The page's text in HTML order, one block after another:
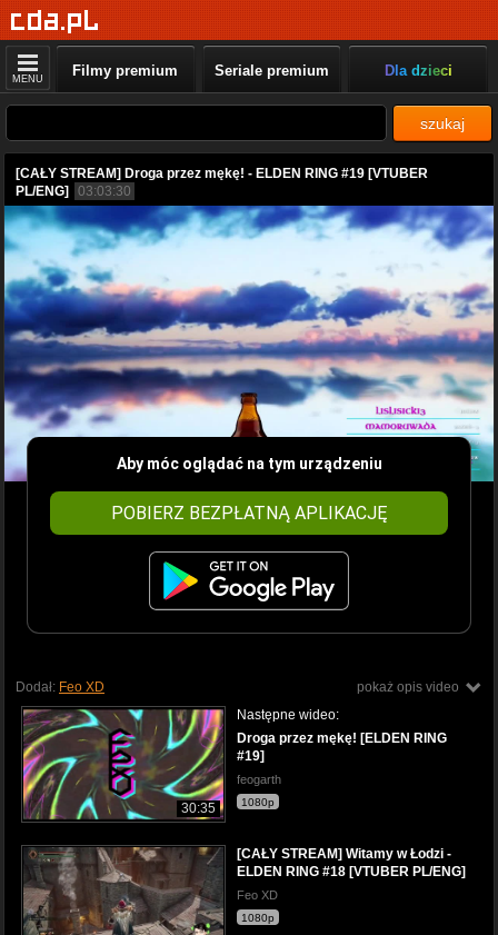
MENU Filmy premium Seriale premium Dla dzieci
szukaj
[CAŁY STREAM] Droga przez mękę! - ELDEN RING #19 [VTUBER
PL/ENG]
03:03:30
Aby móc oglądać na tym urządzeniu
POBIERZ BEZPŁATNĄ APLIKACJĘ
pokaż opis video
Dodał: Feo XD
30:35
Następne wideo:
Droga przez mękę! [ELDEN RING
#19]
feogarth
1080p
[CAŁY STREAM] Witamy w Łodzi -
ELDEN RING #18 [VTUBER PL/ENG]
Feo XD
1080p